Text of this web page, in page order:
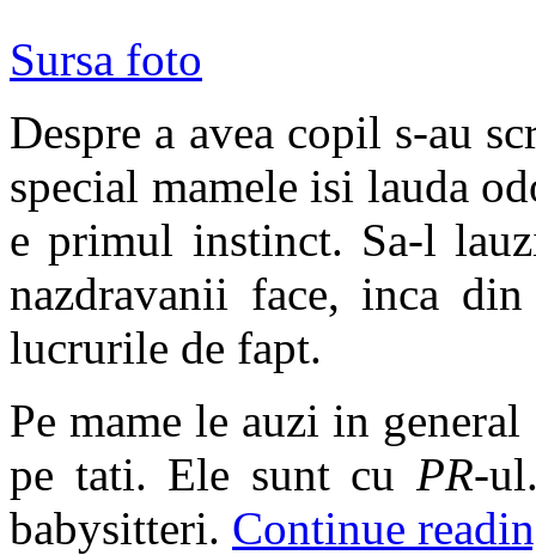
Sursa foto
Despre a avea copil s-au
special mamele isi lauda
e primul instinct. Sa-l
nazdravanii face, inca
lucrurile de fapt.
Pe mame le auzi in
pe tati. Ele sunt cu PR-
babysitteri. Continue